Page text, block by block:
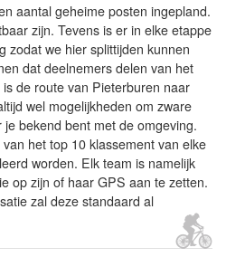
aantal geheime posten ingepland.
zijn. Tevens is er in elke etappe
zodat we hier splittijden kunnen
dat deelnemers delen van het
de route van Pieterburen naar
wel mogelijkheden om zware
bekend bent met de omgeving.
het top 10 klassement van elke
worden. Elk team is namelijk
op zijn of haar GPS aan te zetten.
zal deze standaard al